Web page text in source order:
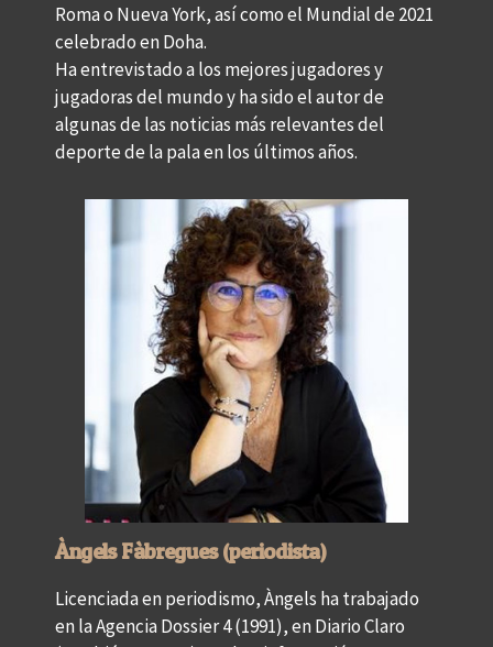
Roma o Nueva York, así como el Mundial de 2021
celebrado en Doha.
Ha entrevistado a los mejores jugadores y
jugadoras del mundo y ha sido el autor de
algunas de las noticias más relevantes del
deporte de la pala en los últimos años.
Àngels Fàbregues (periodista)
Licenciada en periodismo, Àngels ha trabajado
en la Agencia Dossier 4 (1991), en Diario Claro